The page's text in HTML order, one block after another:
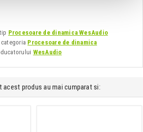
Procesoare de dinamica WesAudio
Procesoare de dinamica
WesAudio
acest produs au mai cumparat si: